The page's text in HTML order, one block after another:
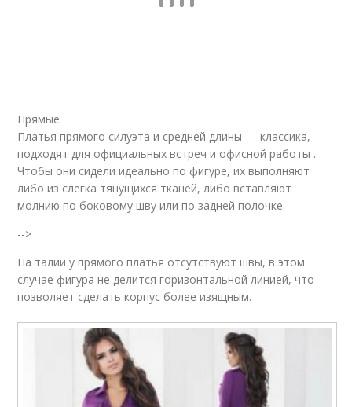
Прямые
Платья прямого силуэта и средней длины — классика,
подходят для официальных встреч и офисной работы .
Чтобы они сидели идеально по фигуре, их выполняют
либо из слегка тянущихся тканей, либо вставляют
молнию по боковому шву или по задней полочке.
-->
На талии у прямого платья отсутствуют швы, в этом
случае фигура не делится горизонтальной линией, что
позволяет сделать корпус более изящным.